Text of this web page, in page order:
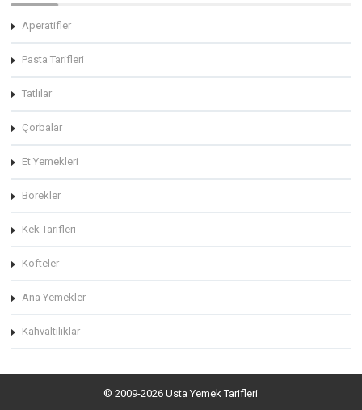
Aperatifler
Pasta Tarifleri
Tatlılar
Çorbalar
Et Yemekleri
Börekler
Kek Tarifleri
Köfteler
Ana Yemekler
Kahvaltılıklar
© 2009-2026 Usta Yemek Tarifleri